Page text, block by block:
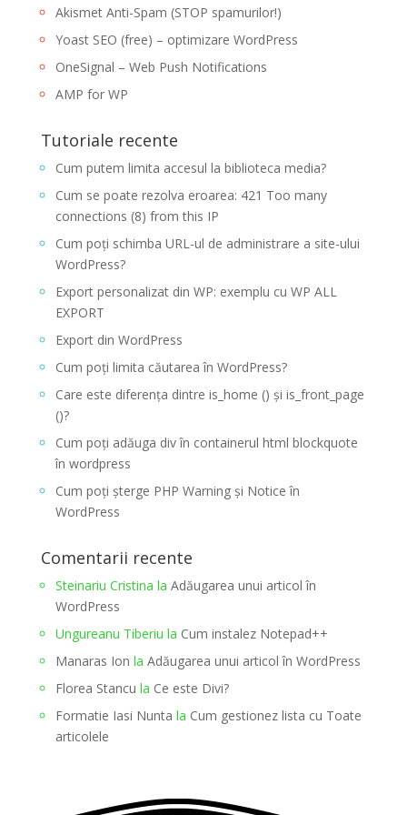
exemplu printr-un clic
Akismet Anti-Spam (STOP spamurilor!)
Yoast SEO (free) – optimizare WordPress
OneSignal – Web Push Notifications
AMP for WP
Tutoriale recente
Cum putem limita accesul la biblioteca media?
Cum se poate rezolva eroarea: 421 Too many
connections (8) from this IP
Cum poți schimba URL-ul de administrare a site-ului
WordPress?
Export personalizat din WP: exemplu cu WP ALL
EXPORT
Export din WordPress
Cum poți limita căutarea în WordPress?
Care este diferența dintre is_home () și is_front_page
()?
Cum poți adăuga div în containerul html blockquote
în wordpress
Cum poți șterge PHP Warning și Notice în
WordPress
Comentarii recente
Steinariu Cristina la Adăugarea unui articol în
WordPress
Ungureanu Tiberiu la Cum instalez Notepad++
Manaras Ion la Adăugarea unui articol în WordPress
Florea Stancu la Ce este Divi?
Formatie Iasi Nunta la Cum gestionez lista cu Toate
articolele